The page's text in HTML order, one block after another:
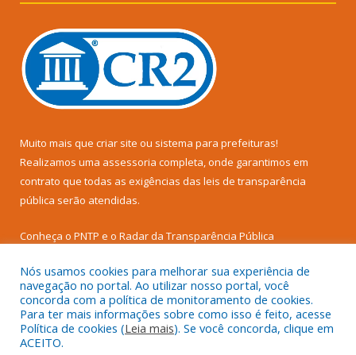
Muito mais que criar site ou sistema para prefeituras!
Realizamos uma assessoria completa, onde garantimos em
contrato que todas as exigências das leis de transparência
pública serão atendidas.
Conheça o PNTP e o Radar da Transparência Pública
Todos os direitos reservados a Prefeitura Municipal de Senador
José Porfírio.
Nós usamos cookies para melhorar sua experiência de
navegação no portal. Ao utilizar nosso portal, você
concorda com a política de monitoramento de cookies.
Para ter mais informações sobre como isso é feito, acesse
Política de cookies (Leia mais). Se você concorda, clique em
ACEITO.